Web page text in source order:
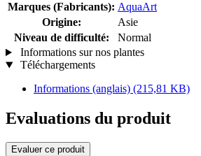
Marques (Fabricants): AquaArt
Origine:
Asie
Niveau de difficulté:
Normal
Informations sur nos plantes
Téléchargements
Informations (anglais) (215,81 KB)
Evaluations du produit
Evaluer ce produit